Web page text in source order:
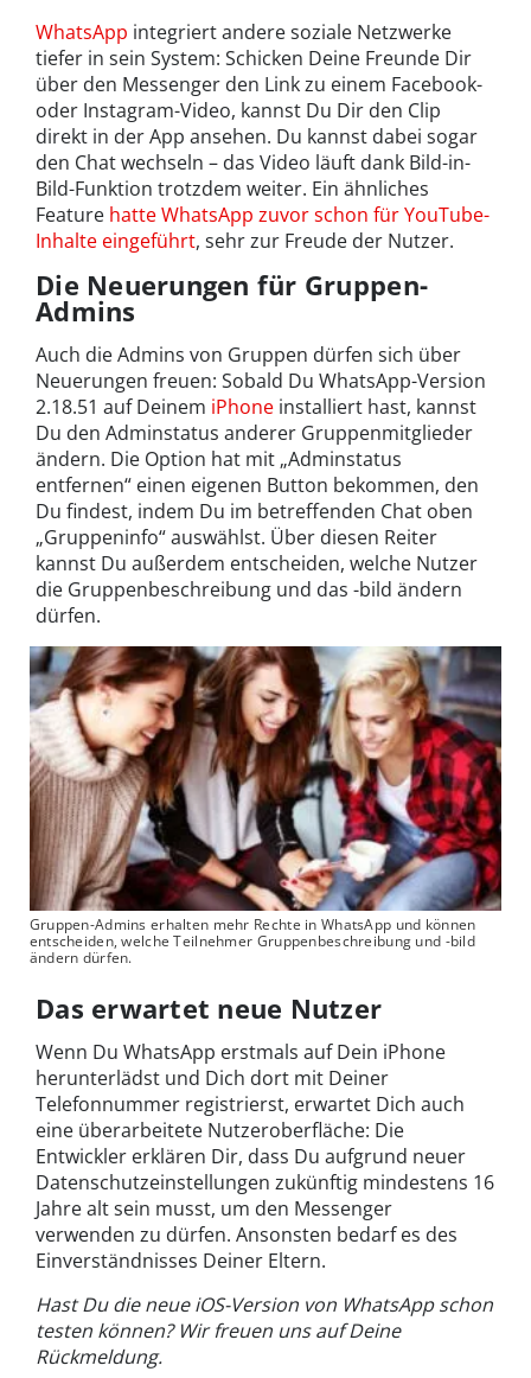
WhatsApp integriert andere soziale Netzwerke
tiefer in sein System: Schicken Deine Freunde Dir
über den Messenger den Link zu einem Facebook-
oder Instagram-Video, kannst Du Dir den Clip
direkt in der App ansehen. Du kannst dabei sogar
den Chat wechseln – das Video läuft dank Bild-in-
Bild-Funktion trotzdem weiter. Ein ähnliches
Feature hatte WhatsApp zuvor schon für YouTube-
Inhalte eingeführt, sehr zur Freude der Nutzer.
Die Neuerungen für Gruppen-
Admins
Auch die Admins von Gruppen dürfen sich über
Neuerungen freuen: Sobald Du WhatsApp-Version
2.18.51 auf Deinem iPhone installiert hast, kannst
Du den Adminstatus anderer Gruppenmitglieder
ändern. Die Option hat mit „Adminstatus
entfernen“ einen eigenen Button bekommen, den
Du findest, indem Du im betreffenden Chat oben
„Gruppeninfo“ auswählst. Über diesen Reiter
kannst Du außerdem entscheiden, welche Nutzer
die Gruppenbeschreibung und das -bild ändern
dürfen.
Gruppen-Admins erhalten mehr Rechte in WhatsApp und können
entscheiden, welche Teilnehmer Gruppenbeschreibung und -bild
ändern dürfen.
Das erwartet neue Nutzer
Wenn Du WhatsApp erstmals auf Dein iPhone
herunterlädst und Dich dort mit Deiner
Telefonnummer registrierst, erwartet Dich auch
eine überarbeitete Nutzeroberfläche: Die
Entwickler erklären Dir, dass Du aufgrund neuer
Datenschutzeinstellungen zukünftig mindestens 16
Jahre alt sein musst, um den Messenger
verwenden zu dürfen. Ansonsten bedarf es des
Einverständnisses Deiner Eltern.
Hast Du die neue iOS-Version von WhatsApp schon
testen können? Wir freuen uns auf Deine
Rückmeldung.